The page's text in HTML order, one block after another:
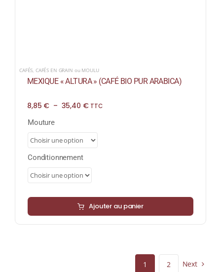
CAFÉS, CAFÉS EN GRAIN ou MOULU
MEXIQUE « ALTURA » (CAFÉ BIO PUR ARABICA)
8,85 € – 35,40 €Plage
à
35,40 €
TTC
Mouture
Conditionnement
Ajouter au panier
1 2 Next